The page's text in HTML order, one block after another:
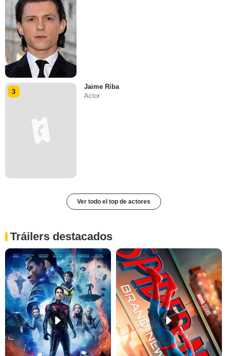
3
Jaime Riba
Actor
Ver todo el top de actores
Tráilers destacados